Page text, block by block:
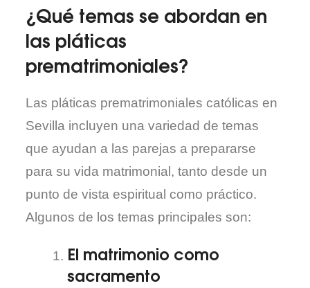
¿Qué temas se abordan en
las pláticas
prematrimoniales?
Las pláticas prematrimoniales católicas en
Sevilla incluyen una variedad de temas
que ayudan a las parejas a prepararse
para su vida matrimonial, tanto desde un
punto de vista espiritual como práctico.
Algunos de los temas principales son:
El matrimonio como
sacramento